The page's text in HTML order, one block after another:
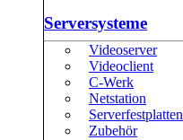
Serversysteme
Videoserver
Videoclient
C-Werk
Netstation
Serverfestplatten
Zubehör